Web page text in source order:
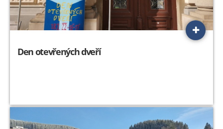
Den otevřených dveří